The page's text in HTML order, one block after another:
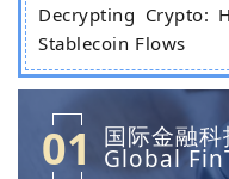
Decrypting Crypto:
Stablecoin Flows
01 国际金融
Global